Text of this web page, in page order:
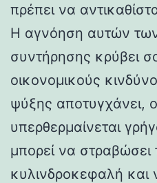
πρέπει να
Η αγνόηση αυτών
συντήρησης κρύβει
οικονομικούς
ψύξης αποτυγχάνει,
υπερθερμαίνεται
μπορεί να στραβώσει
κυλινδροκεφαλή και